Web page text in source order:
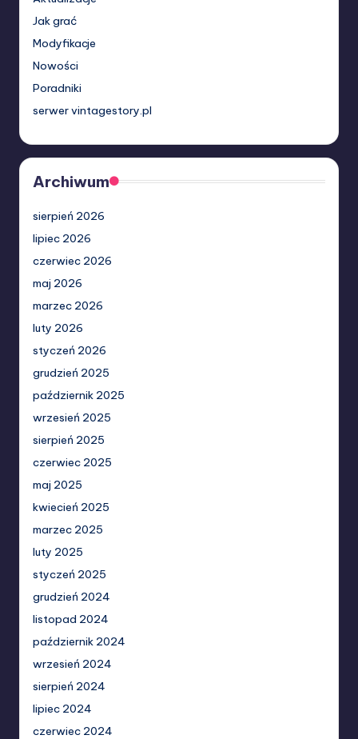
Jak grać
Modyfikacje
Nowości
Poradniki
serwer vintagestory.pl
Archiwum
sierpień 2026
lipiec 2026
czerwiec 2026
maj 2026
marzec 2026
luty 2026
styczeń 2026
grudzień 2025
październik 2025
wrzesień 2025
sierpień 2025
czerwiec 2025
maj 2025
kwiecień 2025
marzec 2025
luty 2025
styczeń 2025
grudzień 2024
listopad 2024
październik 2024
wrzesień 2024
sierpień 2024
lipiec 2024
czerwiec 2024